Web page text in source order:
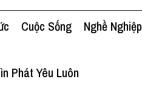
Cuộc Sống Nghề Nghiệp
Phát Yêu Luôn